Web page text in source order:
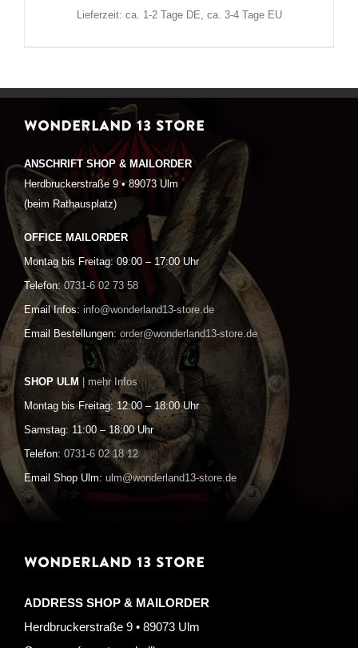
Lieferzeit: ca. 1-2 Tage DE, ca. 3-4 Tage EU
WONDERLAND 13 STORE
ANSCHRIFT SHOP & MAILORDER
Herdbruckerstraße 9 • 89073 Ulm
(beim Rathausplatz)
OFFICE MAILORDER
Montag bis Freitag: 09:00 – 17:00 Uhr
Telefon: 0731-6 02 73 58
Email Infos: info@wonderland13-store.de
Email Bestellungen: order@wonderland13-store.de
SHOP ULM | mehr Infos
Montag bis Freitag: 12:00 – 18:00 Uhr
Samstag: 11:00 – 18:00 Uhr
Telefon: 0731-6 02 18 12
Email Shop Ulm: ulm@wonderland13-store.de
WONDERLAND 13 STORE
ADDRESS SHOP & MAILORDER
Herdbruckerstraße 9 • 89073 Ulm